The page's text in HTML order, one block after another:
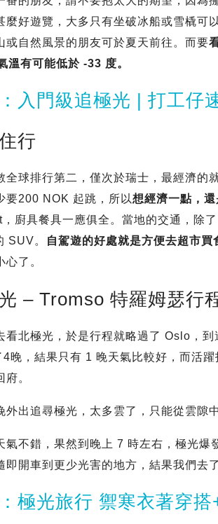
麼好遊覽，大多只有坐破冰船或雪橇可
或自然風景的朋友可於夏天前往。而要
溫有可能低於 -33 度。
入門級追極光 | 打工仔
行
全球排行第二，僅次於瑞士，最經濟
要200 NOK 起跳，所以想經濟一點，
廚具餐具一應俱全。當地的交通，除
SUV。
自駕遊的好處就是方便去超市
了。
– Tromso 特羅姆瑟行
看北極光，於是行程就略過了 Oslo，
晚，結果只有 1 晚天氣比較好，而活
。
外出追尋極光，太多雲了，只能從雲隙
氣不錯，果然到晚上 7 時左右，極光爆
即開車到更少光害的地方，結果我們去
極光旅行 禦寒衣著穿